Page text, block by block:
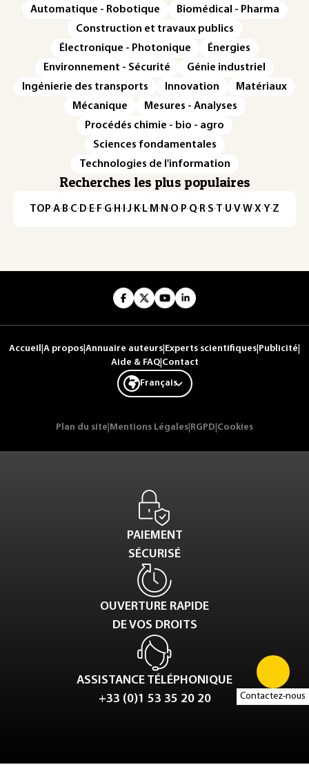
Contactez-nous
Automatique - Robotique
Biomédical - Pharma
Construction et travaux publics
Électronique - Photonique
Énergies
Environnement - Sécurité
Génie industriel
Ingénierie des transports
Innovation
Matériaux
Mécanique
Mesures - Analyses
Procédés chimie - bio - agro
Sciences fondamentales
Technologies de l'information
Recherches les plus populaires
TOP·A·B·C· D· E· F·G· H · ·J· K· L· M · N ·O· P·Q· R·S·T·U·V·W·X·Y·Z
Accueil A propos Annuaire auteurs Experts scientifiques Publicité
Aide & FAQ| Contact
Français
Plan du site Mentions Légales RGPD Cookies
PAIEMENT
SÉCURISÉ
OUVERTURE RAPIDE
DE VOS DROITS
ASSISTANCE TÉLÉPHONIQUE
+33 (0)1 53 35 20 20